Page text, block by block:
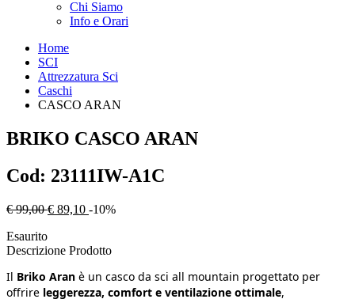
Chi Siamo
Info e Orari
Home
SCI
Attrezzatura Sci
Caschi
CASCO ARAN
BRIKO CASCO ARAN
Cod: 23111IW-A1C
€ 99,00 € 89,10 -10%
Esaurito
Descrizione Prodotto
Il Briko Aran è un casco da sci all mountain progettato per
offrire leggerezza, comfort e ventilazione ottimale,